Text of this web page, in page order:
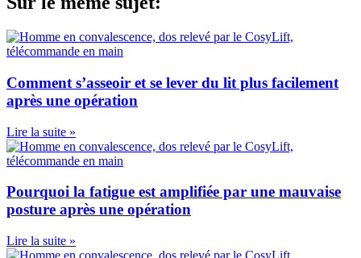
Comment s’asseoir et se lever du lit plus facilement
après une opération
Lire la suite »
Pourquoi la fatigue est amplifiée par une mauvaise
posture après une opération
Lire la suite »